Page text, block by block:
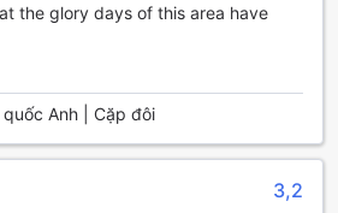
một nơi lưu trú tại Kinugawa,
vườn rộng lớn với những cây cối
dưỡng yên tĩnh. Với các phòng
nghi hiện đại, bạn sẽ có một trải
vời tại đây. Khách sạn cũng cung
ích như nhà hàng, quầy bar và bể
thư giãn và tận hưởng những
the glory days of this area have
Anh | Cặp đôi
3,2